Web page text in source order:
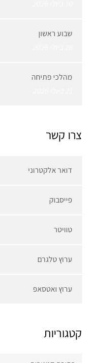
שבוע ראשון
מהלכי פתיחה
צרו קשר
דואר אלקטרוני
פייסבוק
טוויטר
ערוץ טלגרם
ערוץ ואטסאפ
קטגוריות